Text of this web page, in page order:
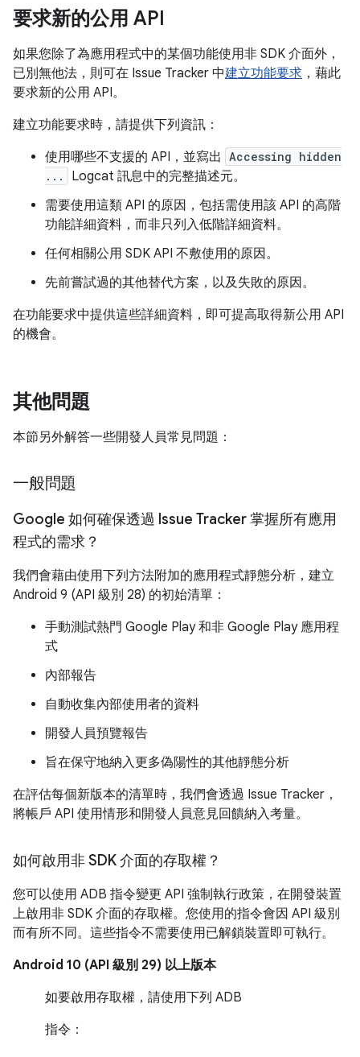
要求新的公用 API
如果您除了為應用程式中的某個功能使用非 SDK 介面外，
已別無他法，則可在 Issue Tracker 中建立功能要求 ，藉此
要求新的公用 API。
建立功能要求時，請提供下列資訊：
使用哪些不支援的 API，並寫出 Accessing hidden
...
Logcat 訊息中的完整描述元。
需要使用這類 API 的原因，包括需使用該 API 的高階
功能詳細資料，而非只列入低階詳細資料。
任何相關公用 SDK API 不敷使用的原因。
先前嘗試過的其他替代方案，以及失敗的原因。
在功能要求中提供這些詳細資料，即可提高取得新公用 API
的機會。
其他問題
本節另外解答一些開發人員常見問題：
一般問題
Google 如何確保透過 Issue Tracker 掌握所有應用
程式的需求？
我們會藉由使用下列方法附加的應用程式靜態分析，建立
Android 9 (API 級別 28) 的初始清單：
手動測試熱門 Google Play 和非 Google Play 應用程
式
內部報告
自動收集內部使用者的資料
開發人員預覽報告
旨在保守地納入更多偽陽性的其他靜態分析
在評估每個新版本的清單時，我們會透過 Issue Tracker，
將帳戶 API 使用情形和開發人員意見回饋納入考量。
如何啟用非 SDK 介面的存取權？
您可以使用 ADB 指令變更 API 強制執行政策，在開發裝置
上啟用非 SDK 介面的存取權。您使用的指令會因 API 級別
而有所不同。這些指令不需要使用已解鎖裝置即可執行。
Android 10 (API 級別 29) 以上版本
如要啟用存取權，請使用下列 ADB
指令：